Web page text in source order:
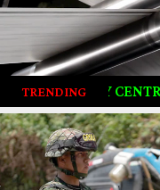
TRENDING ONU